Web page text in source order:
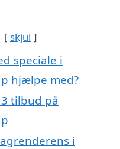
skjul
speciale i
hjælpe med?
tilbud på
i